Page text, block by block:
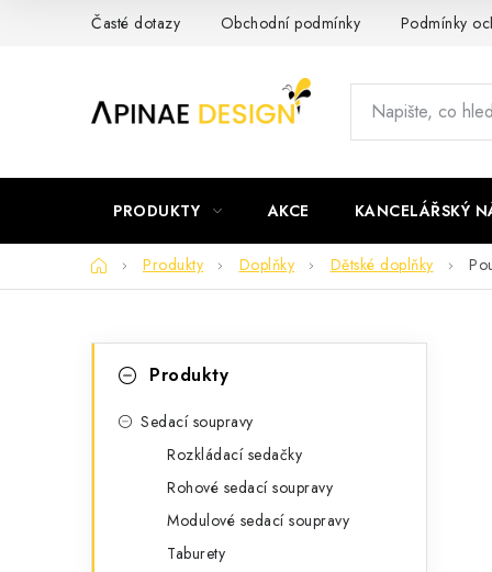
Časté dotazy Obchodní podmínky Podmínky
PRODUKTY AKCE KANCELÁŘSKÝ
DomůProdukty Doplňky Dětské doplňky
kategorieProdukty
Sedací soupravy
Rozkládací sedačky
Rohové sedací soupravy
Modulové sedací soupravy
Taburety